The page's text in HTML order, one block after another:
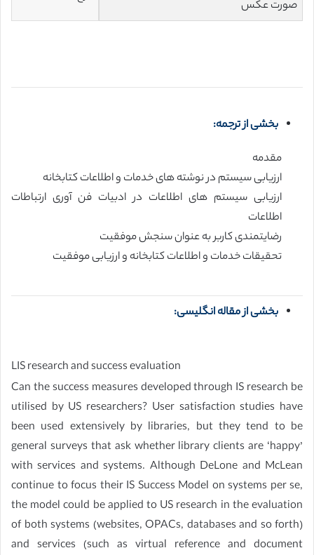
صورت عکس
بخشی از ترجمه:
مقدمه
ارزیابی سیستم در نوشته های خدمات و اطلاعات کتابخانه
ارزیابی سیستم های اطلاعات در ادبیات فن آوری ارتباطات
اطلاعات
رضایتمندی کاربر به عنوان سنجش موفقیت
تحقیقات خدمات و اطلاعات کتابخانه و ارزیابی موفقیت
بخشی از مقاله انگلیسی:
LIS research and success evaluation
Can the success measures developed through IS research be
utilised by US researchers? User satisfaction studies have
been used extensively by libraries, but they tend to be
general surveys that ask whether library clients are ‘happy’
with services and systems. Although DeLone and McLean
continue to focus their IS Success Model on systems per se,
the model could be applied to US research in the evaluation
of both systems (websites, OPACs, databases and so forth)
and services (such as virtual reference and document